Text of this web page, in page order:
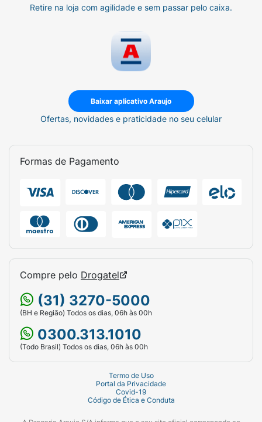
Retire na loja com agilidade e sem passar pelo caixa.
Baixar aplicativo Araujo
Ofertas, novidades e praticidade no seu celular
Formas de Pagamento
Compre pelo Drogatel
(31) 3270-5000
(BH e Região) Todos os dias, 06h às 00h
0300.313.1010
(Todo Brasil) Todos os dias, 06h às 00h
Termo de Uso
Portal da Privacidade
Covid-19
Código de Ética e Conduta